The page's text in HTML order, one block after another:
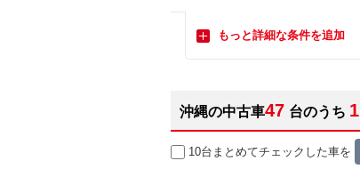
もっと詳細な条件を追加
沖縄の中古車47 台のうち 1
10台まとめてチェック した車を